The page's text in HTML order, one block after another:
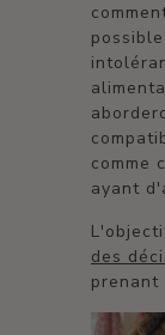
comme
ayant
des